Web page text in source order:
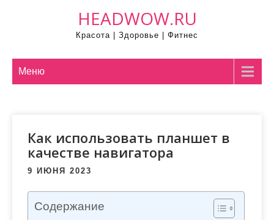
HEADWOW.RU
Красота | Здоровье | Фитнес
Меню
Как использовать планшет в
качестве навигатора
9 ИЮНЯ 2023
Содержание